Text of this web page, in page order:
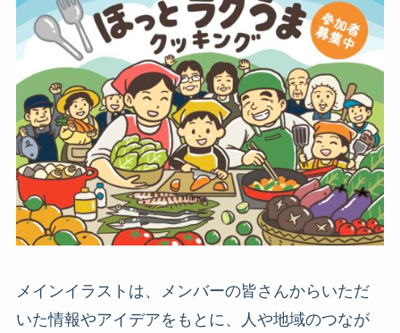
メインイラストは、メンバーの皆さんからいただ
いた情報やアイデアをもとに、人や地域のつなが